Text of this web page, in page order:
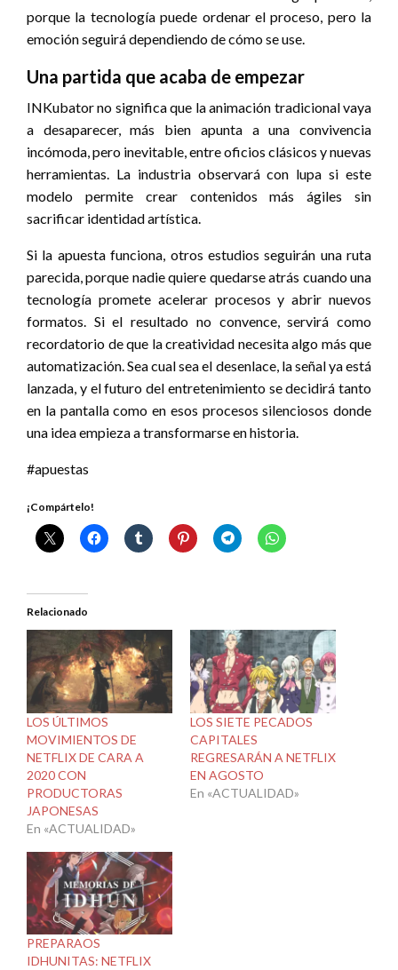
porque la tecnología puede ordenar el proceso, pero la
emoción seguirá dependiendo de cómo se use.
Una partida que acaba de empezar
INKubator no significa que la animación tradicional vaya
a desaparecer, más bien apunta a una convivencia
incómoda, pero inevitable, entre oficios clásicos y nuevas
herramientas. La industria observará con lupa si este
modelo permite crear contenidos más ágiles sin
sacrificar identidad artística.
Si la apuesta funciona, otros estudios seguirán una ruta
parecida, porque nadie quiere quedarse atrás cuando una
tecnología promete acelerar procesos y abrir nuevos
formatos. Si el resultado no convence, servirá como
recordatorio de que la creatividad necesita algo más que
automatización. Sea cual sea el desenlace, la señal ya está
lanzada, y el futuro del entretenimiento se decidirá tanto
en la pantalla como en esos procesos silenciosos donde
una idea empieza a transformarse en historia.
#apuestas
¡Compártelo!
Relacionado
LOS ÚLTIMOS
MOVIMIENTOS DE
NETFLIX DE CARA A
2020 CON
PRODUCTORAS
JAPONESAS
En «ACTUALIDAD»
LOS SIETE PECADOS
CAPITALES
REGRESARÁN A NETFLIX
EN AGOSTO
En «ACTUALIDAD»
PREPARAOS
IDHUNITAS: NETFLIX